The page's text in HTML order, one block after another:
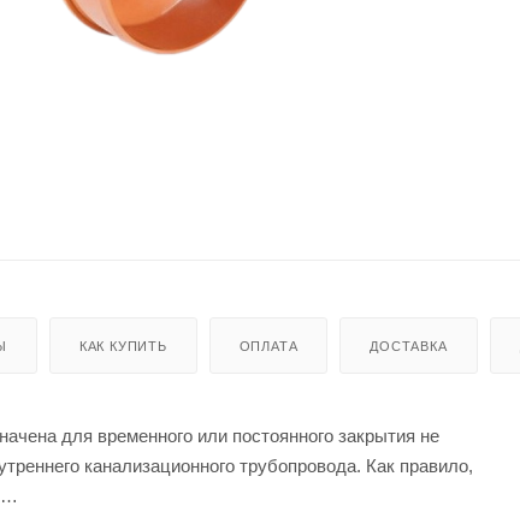
КАК КУПИТЬ ОПЛАТА ДОСТАВКА
для временного или постоянного закрытия не
канализационного трубопровода. Как правило,